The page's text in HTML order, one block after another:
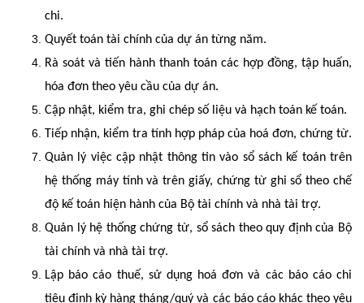
chi.
Quyết toán tài chính của dự án từng năm.
Rà soát và tiến hành thanh toán các hợp đồng, tập huấn,
hóa đơn theo yêu cầu của dự án.
Cập nhật, kiểm tra, ghi chép số liệu và hạch toán kế toán.
Tiếp nhận, kiểm tra tính hợp pháp của hoá đơn, chứng từ.
Quản lý việc cập nhật thông tin vào sổ sách kế toán trên
hệ thống máy tính và trên giấy, chứng từ ghi sổ theo chế
độ kế toán hiện hành của Bộ tài chính và nhà tài trợ.
Quản lý hệ thống chứng từ, sổ sách theo quy định của Bộ
tài chính và nhà tài trợ.
Lập báo cáo thuế, sử dụng hoá đơn và các báo cáo chi
tiêu định kỳ hàng tháng/quý và các báo cáo khác theo yêu